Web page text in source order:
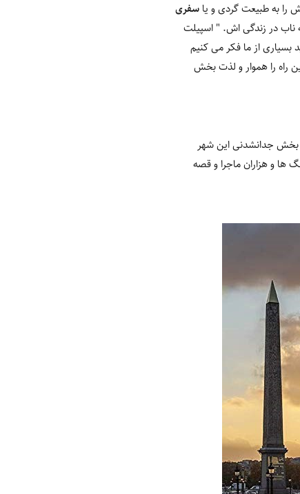
را به طبیعت گردی و یا سفری
ناب در زندگی اش. " اسپیلت
بسیاری از ما فکر می کنیم
راه را هموار و لذت بخش
بخش جدانشدنی این شهر
ها و هزاران ماجرا و قصه